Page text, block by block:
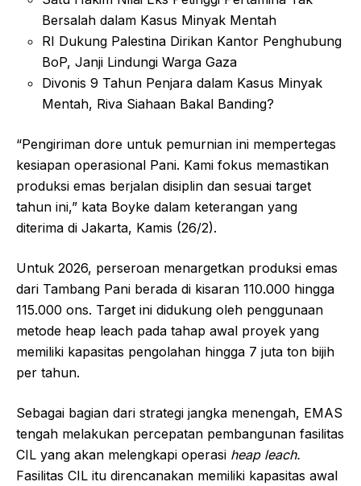
Bersalah dalam Kasus Minyak Mentah
RI Dukung Palestina Dirikan Kantor Penghubung
BoP, Janji Lindungi Warga Gaza
Divonis 9 Tahun Penjara dalam Kasus Minyak
Mentah, Riva Siahaan Bakal Banding?
“Pengiriman dore untuk pemurnian ini mempertegas
kesiapan operasional Pani. Kami fokus memastikan
produksi emas berjalan disiplin dan sesuai target
tahun ini,” kata Boyke dalam keterangan yang
diterima di Jakarta, Kamis (26/2).
Untuk 2026, perseroan menargetkan produksi emas
dari Tambang Pani berada di kisaran 110.000 hingga
115.000 ons. Target ini didukung oleh penggunaan
metode heap leach pada tahap awal proyek yang
memiliki kapasitas pengolahan hingga 7 juta ton bijih
per tahun.
Sebagai bagian dari strategi jangka menengah, EMAS
tengah melakukan percepatan pembangunan fasilitas
CIL yang akan melengkapi operasi heap leach.
Fasilitas CIL itu direncanakan memiliki kapasitas awal